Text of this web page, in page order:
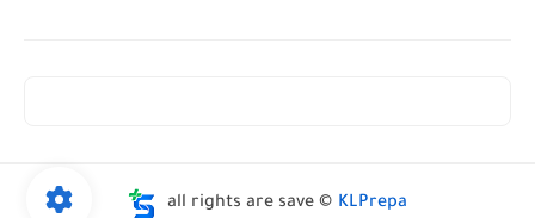
all rights are save © KLPrepa